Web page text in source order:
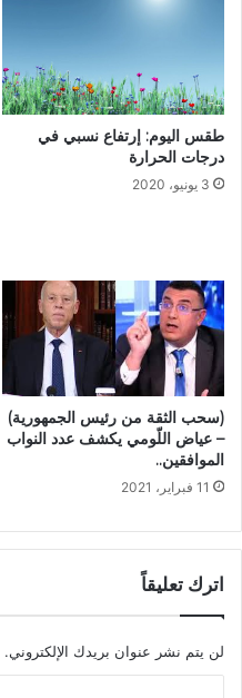
طقس اليوم: إرتفاع نسبي في
درجات الحرارة
3 يونيو، 2020
(سحب الثقة من رئيس الجمهورية)
– عياض اللّومي يكشف عدد النواب
الموافقين..
11 فبراير، 2021
اترك تعليقاً
لن يتم نشر عنوان بريدك الإلكتروني.